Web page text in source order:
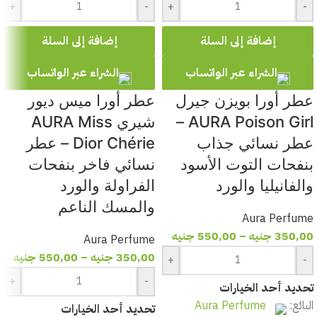
-
+
إضافة إلى السلة
الشراء عبر الواتساب
عطر أورا بويزن جيرل
AURA Poison Girl –
عطر نسائي جذاب
بنفحات التوت الأسود
والفانيليا والورد
Aura Perfume
350,00 جنيه –
550,00 جنيه
-
+
تحديد أحد الخيارات
البائع:
Aura Perfume
-
+
إضافة إلى السلة
الشراء عبر الواتساب
عطر أورا ميس ديور
شيري AURA Miss
Dior Chérie – عطر
نسائي فاخر بنفحات
الفراولة والورد
والمسك الناعم
Aura Perfume
350,00 جنيه –
550,00 جنيه
-
+
تحديد أحد الخيارات